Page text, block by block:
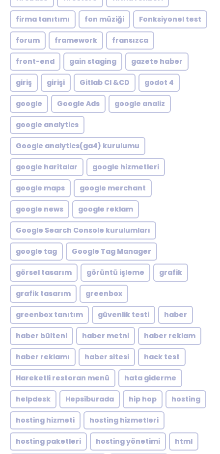
firma tanıtımı fon müziği Fonksiyonel test
forum framework fransızca
front-end gain staging gazete haber
giriş girişi Gitlab CI &CD godot 4
google Google Ads google analiz
google analytics
Google analytics(ga4) kurulumu
google haritalar google hizmetleri
google maps google merchant
google news google reklam
Google Search Console kurulumları
google tag Google Tag Manager
görsel tasarım görüntü işleme grafik
grafik tasarım greenbox
greenbox tanıtım güvenlik testi haber
haber bülteni haber metni haber reklam
haber reklamı haber sitesi hack test
Hareketli restoran menü hata giderme
helpdesk Hepsiburada hip hop hosting
hosting hizmeti hosting hizmetleri
hosting paketleri hosting yönetimi html